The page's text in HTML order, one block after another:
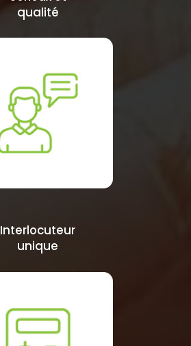
qualité
Interlocuteur
unique